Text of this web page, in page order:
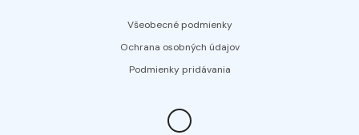
Všeobecné podmienky
Ochrana osobných údajov
Podmienky pridávania